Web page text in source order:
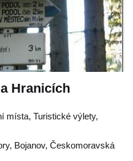
Hranicích
místa, Turistické výlety,
, Bojanov, Českomoravská